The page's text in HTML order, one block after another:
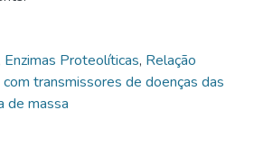
Enzimas Proteolíticas, Relação
transmissores de doenças das
de massa